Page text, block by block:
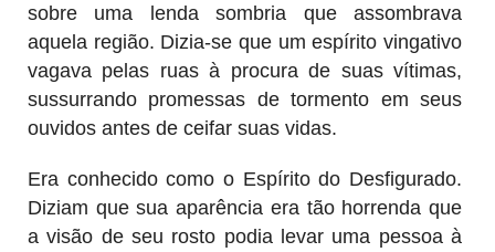
sobre uma lenda sombria que assombrava
aquela região. Dizia-se que um espírito vingativo
vagava pelas ruas à procura de suas vítimas,
sussurrando promessas de tormento em seus
ouvidos antes de ceifar suas vidas.
Era conhecido como o Espírito do Desfigurado.
Diziam que sua aparência era tão horrenda que
a visão de seu rosto podia levar uma pessoa à